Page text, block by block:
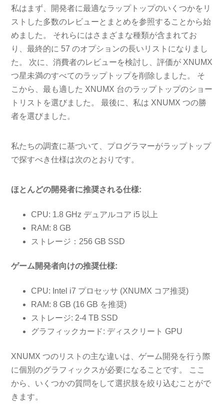
私はまず、開発者に最適なラップトップのいくつかをリ
ストした多数のレビューとまとめを参照することから始
めました。 それらにはさまざまな種類が含まれてお
り、最終的に 57 のオプションの長いリストになりまし
た。 次に、消費者のレビューを検討し、評価が XNUMX
つ星未満のすべてのラップトップを削除しました。 そ
こから、最も適した XNUMX 台のラップトップのショー
トリストを選びました。 最後に、私は XNUMX つの勝
者を選びました。
私たちの調査に基づいて、プログラマーがラップトップ
で探すべき仕様は次のとおりです。
ほとんどの開発者に推奨される仕様:
CPU: 1.8 GHz デュアルコア i5 以上
RAM: 8 GB
ストレージ：256 GB SSD
ゲーム開発者向けの推奨仕様:
CPU: Intel i7 プロセッサ (XNUMX コア推奨)
RAM: 8 GB (16 GB を推奨)
ストレージ: 2-4 TB SSD
グラフィックカード: ディスクリート GPU
XNUMX つのリストの主な違いは、ゲーム開発を行う際
に個別のグラフィックスが必要になることです。 ここ
から、いくつかの質問をして選択肢を絞り込むことがで
きます。